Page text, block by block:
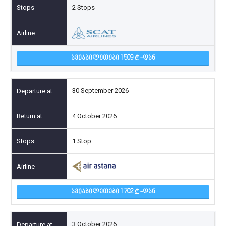
2 Stops
ᲐᲕᲘᲐᲑᲘᲚᲔᲗᲔᲑᲘ 1 509 -ᲓᲐᲜ
30 September 2026
4 October 2026
1 Stop
ᲐᲕᲘᲐᲑᲘᲚᲔᲗᲔᲑᲘ 1 702 -ᲓᲐᲜ
3 October 2026